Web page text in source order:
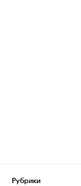
Рубрики